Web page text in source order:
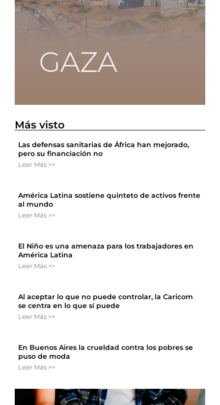
Más visto
Las defensas sanitarias de África han mejorado,
pero su financiación no
Leer Más >>
América Latina sostiene quinteto de activos frente
al mundo
Leer Más >>
El Niño es una amenaza para los trabajadores en
América Latina
Leer Más >>
Al aceptar lo que no puede controlar, la Caricom
se centra en lo que sí puede
Leer Más >>
En Buenos Aires la crueldad contra los pobres se
puso de moda
Leer Más >>